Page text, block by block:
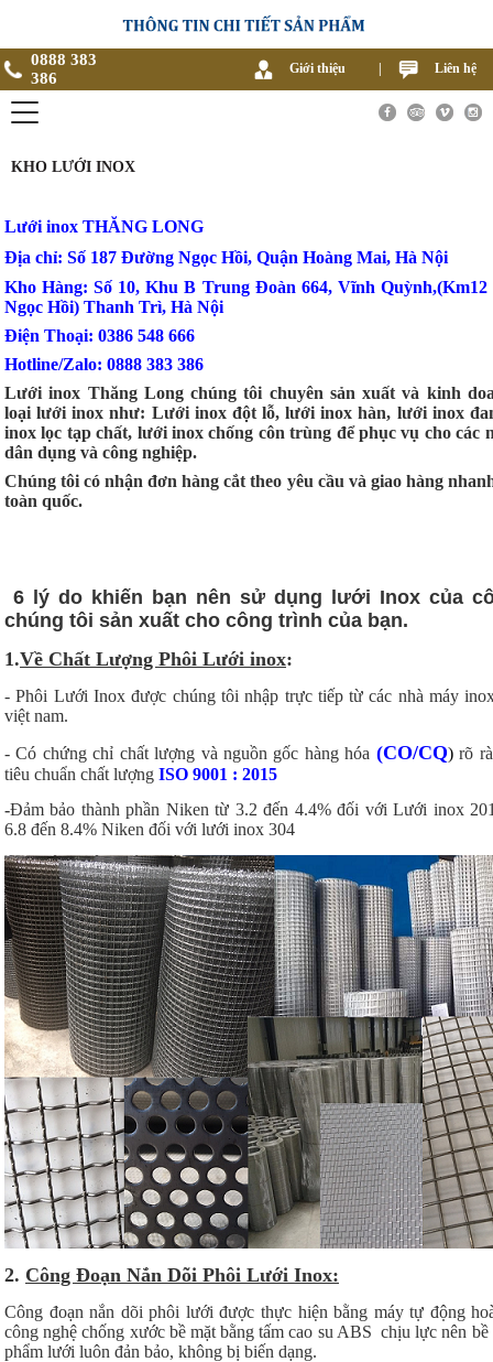
0888 383
386
Giới thiệu Liên hệ
KHO LƯỚI INOX
Lưới inox THĂNG LONG
Địa chỉ: Số 187 Đường Ngọc Hồi, Quận Hoàng Mai, Hà Nội
Kho Hàng: Số 10, Khu B Trung Đoàn 664, Vĩnh
Ngọc Hồi) Thanh Trì, Hà Nội
Điện Thoại: 0386 548 666
Hotline/Zalo: 0888 383 386
Lưới inox Thăng Long chúng tôi chuyên sản xuất và kinh
loại lưới inox như: Lưới inox đột lỗ, lưới inox hàn, lưới inox
inox lọc tạp chất, lưới inox chống côn trùng để phục vụ cho các
dân dụng và công nghiệp.
Chúng tôi có nhận đơn hàng cắt theo yêu cầu và giao hàng
toàn quốc.
6 lý do khiến bạn nên sử dụng lưới Inox của
chúng tôi sản xuất cho công trình của bạn.
1.Về Chất Lượng Phôi Lưới inox:
- Phôi Lưới Inox được chúng tôi nhập trực tiếp từ các nhà máy
việt nam.
- Có chứng chỉ chất lượng và nguồn gốc hàng hóa (CO/CQ)rõ
tiêu chuẩn chất lượng ISO 9001 : 2015
-Đảm bảo thành phần Niken từ 3.2 đến 4.4% đối với Lưới inox
6.8 đến 8.4% Niken đối với lưới inox 304
2. Công Đoạn Nắn Dõi Phôi Lưới Inox:
Công đoạn nắn dõi phôi lưới được thực hiện bằng máy tự động
công nghệ chống xước bề mặt bằng tấm cao su ABS chịu lực nên bề
phẩm lưới luôn đản bảo, không bị biến dạng.